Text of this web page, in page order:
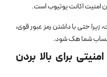
امنیت اکانت یوتیوب است.
زیرا حتی با داشتن رمز عبور قوی،
شما هک شود.
برای بالا بردن